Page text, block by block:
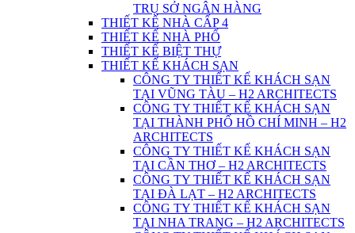
TRỤ SỞ NGÂN HÀNG
THIẾT KẾ NHÀ CẤP 4
THIẾT KẾ NHÀ PHỐ
THIẾT KẾ BIỆT THỰ
THIẾT KẾ KHÁCH SẠN
CÔNG TY THIẾT KẾ KHÁCH SẠN
TẠI VŨNG TÀU – H2 ARCHITECTS
CÔNG TY THIẾT KẾ KHÁCH SẠN
TẠI THÀNH PHỐ HỒ CHÍ MINH – H2
ARCHITECTS
CÔNG TY THIẾT KẾ KHÁCH SẠN
TẠI CẦN THƠ – H2 ARCHITECTS
CÔNG TY THIẾT KẾ KHÁCH SẠN
TẠI ĐÀ LẠT – H2 ARCHITECTS
CÔNG TY THIẾT KẾ KHÁCH SẠN
TẠI NHA TRANG – H2 ARCHITECTS